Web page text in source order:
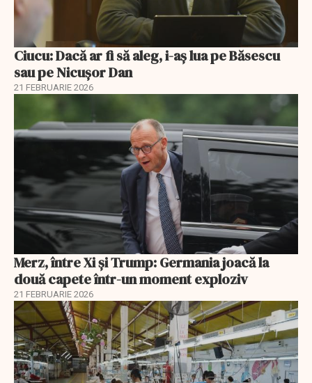
Ciucu: Dacă ar fi să aleg, i-aș lua pe Băsescu
sau pe Nicușor Dan
21 FEBRUARIE 2026
Merz, între Xi și Trump: Germania joacă la
două capete într-un moment exploziv
21 FEBRUARIE 2026